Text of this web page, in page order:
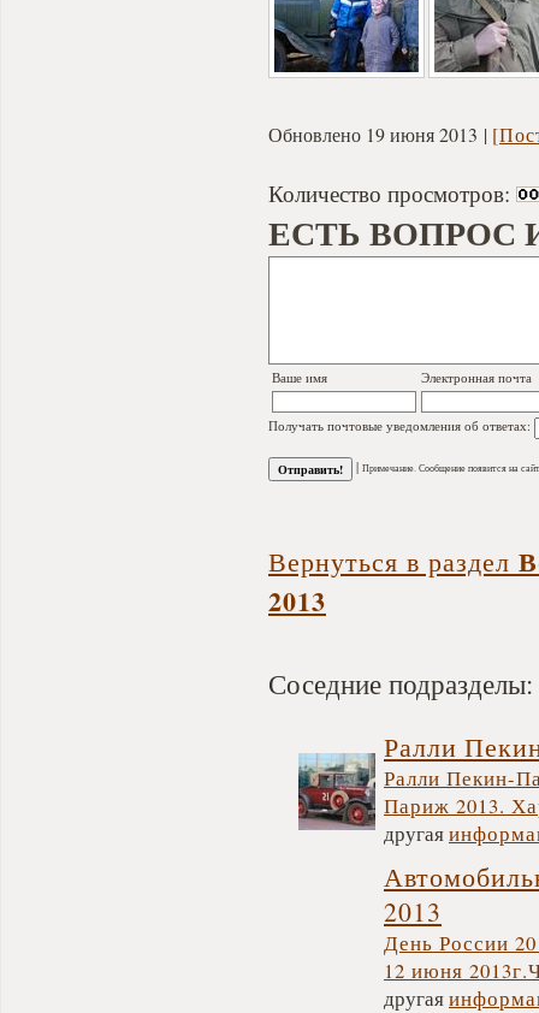
Обновлено 19 июня 2013
Количество просмотров:
ЕСТЬ ВОПРОС
Ваше имя Электронная почта
Получать почтовые уведомления об ответах:
| Примечание. Сообщение появится на
Вернуться в раздел
2013
Соседние подразделы:
Ралли
Ралли Пекин-
Париж 2013.
другая
2013
День России
12 июня
другая